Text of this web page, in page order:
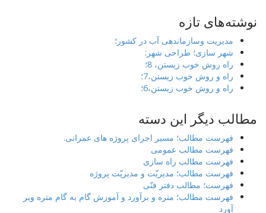
نوشته‌های تازه
مدیریت وسازماندهی آب در کشور؛
شهر سازی؛ طراحی شهر:
راه روش خوب زیستن، 8؛
راه و روش خوب زیستن،7؛
راه و روش خوب زیستن،6؛
مطالب دیگر این دسته
فهرست مطالب؛ مسیر اجرای پروژه های عمرانی.
فهرست مطالب عمومی
فهرست مطالب راه سازی
فهرست مطالب؛ مدیریّت و مدیریّت پروژه
فهرست؛ مطالب دفتر فنّی
فهرست مطالب؛ متره و برآورد و آموزش گام به گام متره وبر
آورد